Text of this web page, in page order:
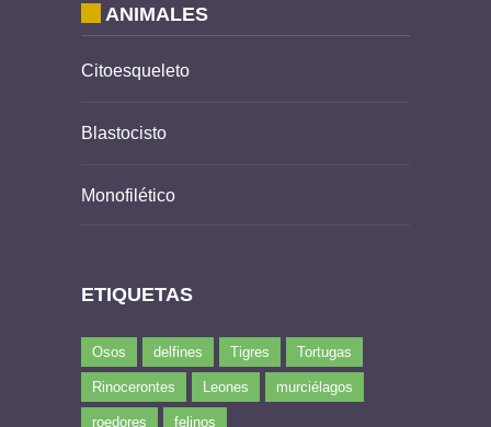
ANIMALES
Citoesqueleto
Blastocisto
Monofilético
ETIQUETAS
Osos delfines Tigres Tortugas
Rinocerontes Leones murciélagos
roedores felinos